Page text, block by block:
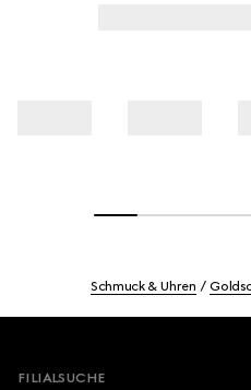
Schmuck & Uhren
FILIALSUCHE